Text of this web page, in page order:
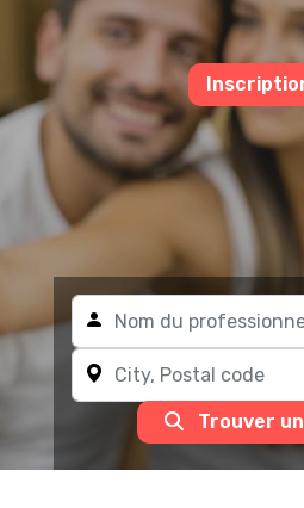
Trouver